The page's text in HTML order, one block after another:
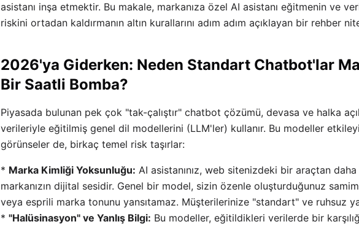
asistanı inşa etmektir. Bu makale, markanıza özel AI asistanı eğitmenin ve
riskini ortadan kaldırmanın altın kurallarını adım adım açıklayan bir rehber
2026'ya Giderken: Neden Standart Chatbot'lar
Bir Saatli Bomba?
Piyasada bulunan pek çok "tak-çalıştır" chatbot çözümü, devasa ve halka
verileriyle eğitilmiş genel dil modellerini (LLM'ler) kullanır. Bu modeller
görünseler de, birkaç temel risk taşırlar:
* Marka Kimliği Yoksunluğu: AI asistanınız, web sitenizdeki bir araçtan daha
markanızın dijital sesidir. Genel bir model, sizin özenle oluşturduğunuz
veya esprili marka tonunu yansıtamaz. Müşterilerinize "standart" ve ruhsuz
* "Halüsinasyon" ve Yanlış Bilgi: Bu modeller, eğitildikleri verilerde bir